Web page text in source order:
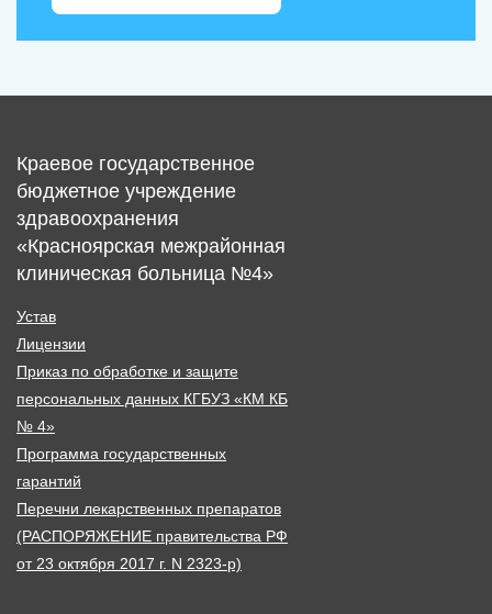
Краевое государственное
бюджетное учреждение
здравоохранения
«Красноярская межрайонная
клиническая больница №4»
Устав
Лицензии
Приказ по обработке и защите
персональных данных КГБУЗ «КМ КБ
№ 4»
Программа государственных
гарантий
Перечни лекарственных препаратов
(РАСПОРЯЖЕНИЕ правительства РФ
от 23 октября 2017 г. N 2323-р)